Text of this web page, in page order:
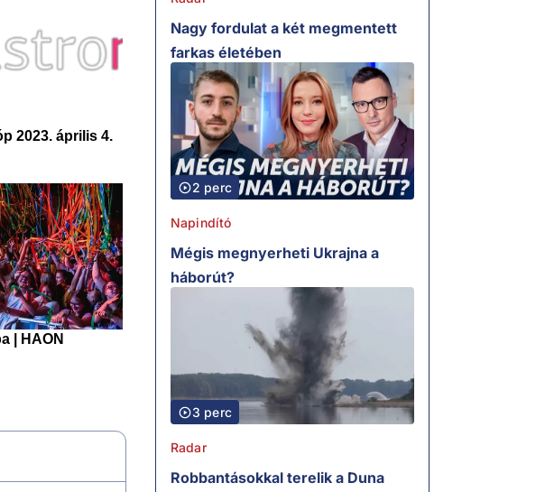
Nagy fordulat a két megmentett
farkas életében
2 perc
Napindító
Mégis megnyerheti Ukrajna a
háborút?
3 perc
Radar
Robbantásokkal terelik a Duna